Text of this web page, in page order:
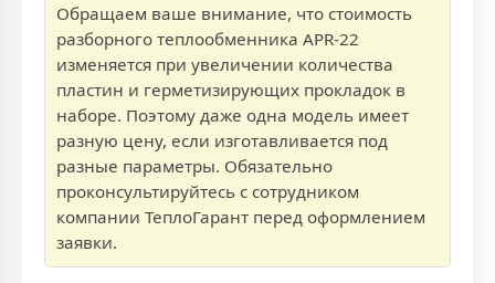
Обращаем ваше внимание, что стоимость
разборного теплообменника APR-22
изменяется при увеличении количества
пластин и герметизирующих прокладок в
наборе. Поэтому даже одна модель имеет
разную цену, если изготавливается под
разные параметры. Обязательно
проконсультируйтесь с сотрудником
компании ТеплоГарант перед оформлением
заявки.